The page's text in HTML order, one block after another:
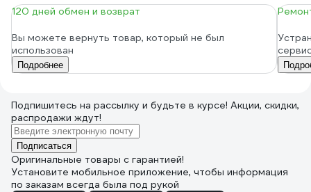
120 дней обмен и возврат
Вы можете вернуть товар, который не был
использован
Подробнее
Подпишитесь на рассылку и будьте в курсе! Акции, скидки,
распродажи ждут!
Подписаться
Оригинальные товары с гарантией!
Установите мобильное приложение, чтобы информация
по заказам всегда была под рукой